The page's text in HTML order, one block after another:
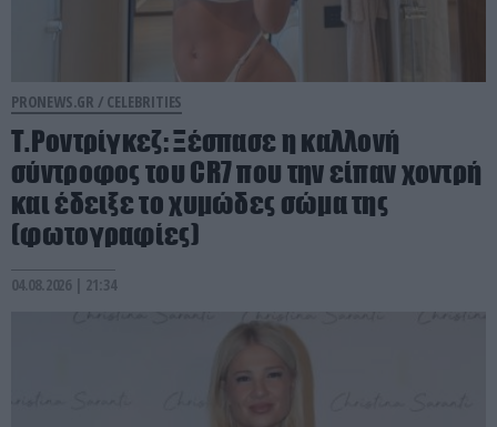
PRONEWS.GR / CELEBRITIES
Τ.Ροντρίγκεζ: Ξέσπασε η καλλονή
σύντροφος του CR7 που την είπαν χοντρή
και έδειξε το χυμώδες σώμα της
(φωτογραφίες)
04.08.2026 | 21:34